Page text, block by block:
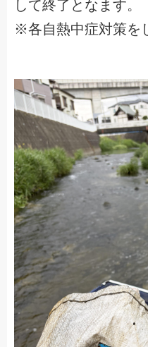
して終了となます。
※各自熱中症対策を